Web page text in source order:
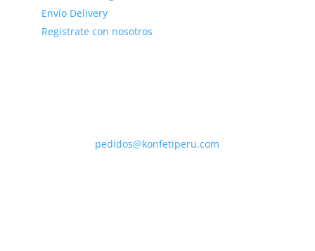
Envío Delivery
Registrate con nosotros
pedidos@konfetiperu.com